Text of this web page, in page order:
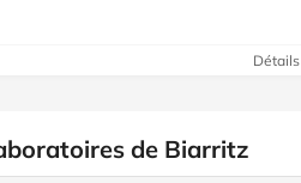
Détails
de Biarritz